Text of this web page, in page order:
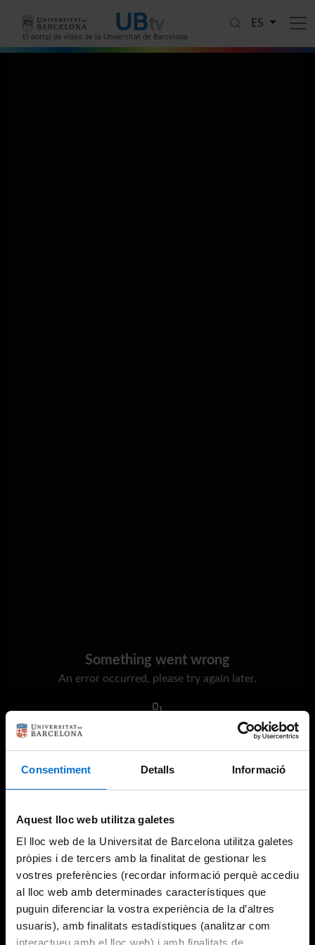
Consentiment Detalls Informació
Aquest lloc web utilitza galetes
El lloc web de la Universitat de Barcelona utilitza galetes
pròpies i de tercers amb la finalitat de gestionar les
vostres preferències (recordar informació perquè accediu
al lloc web amb determinades característiques que
puguin diferenciar la vostra experiència de la d’altres
usuaris), amb finalitats estadístiques (analitzar com
interactueu amb el lloc web) i amb finalitats de
El portal de vídeo de la Universitat de Barcelona
ES
Something went wrong
An error occurred, please try again later.